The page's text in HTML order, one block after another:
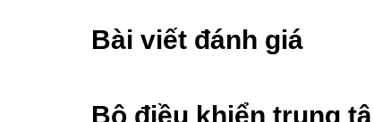
Bài viết đánh giá
Bộ điều khiển trung